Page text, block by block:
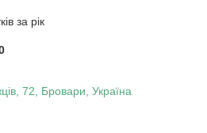
за рік
72, Бровари, Україна